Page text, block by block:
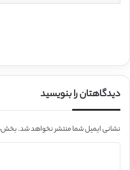
دیدگاهتان را بنویسید
نشانی ایمیل شما منتشر نخواهد شد.